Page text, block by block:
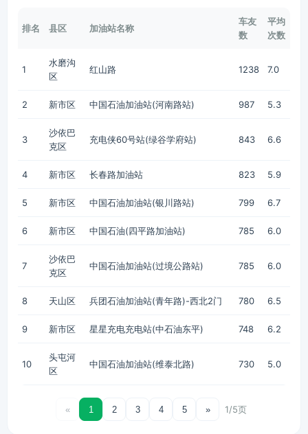
排名 县区 加油站名称
车友
数
平均
次数
1
水磨沟
区
红山路 1238 7.0
2 新市区 中国石油加油站(河南路站) 987 5.3
3
沙依巴
克区
充电侠60号站(绿谷学府站) 843 6.6
4 新市区 长春路加油站 823 5.9
5 新市区 中国石油加油站(银川路站) 799 6.7
6 新市区 中国石油(四平路加油站) 785 6.0
7
沙依巴
克区
中国石油加油站(过境公路站) 785 6.0
8 天山区 兵团石油加油站(青年路)-西北2门 780 6.5
9 新市区 星星充电充电站(中石油东平) 748 6.2
10
头屯河
区
中国石油加油站(维泰北路) 730 5.0
« 1 2 3 4 5 » 1/5页